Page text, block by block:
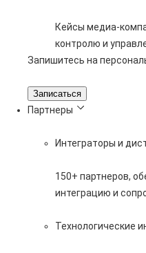
Кейсы медиа-
контролю и
Запишитесь на
Записаться
Партнеры
Интеграторы и
150+ партнеров,
интеграцию и
Технологические